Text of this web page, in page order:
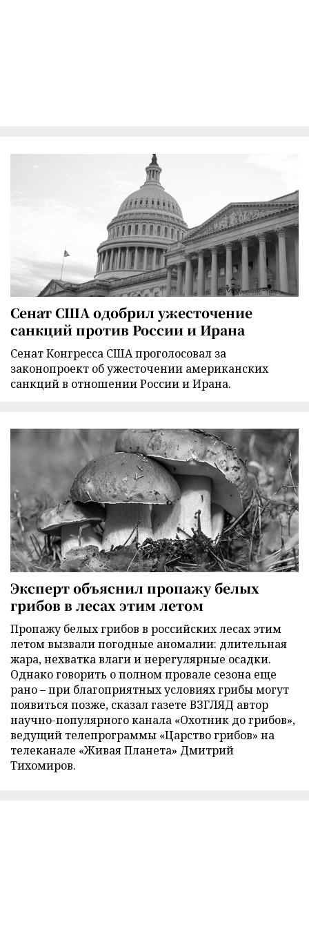
Сенат США одобрил ужесточение
санкций против России и Ирана
Сенат Конгресса США проголосовал за
законопроект об ужесточении американских
санкций в отношении России и Ирана.
Эксперт объяснил пропажу белых
грибов в лесах этим летом
Пропажу белых грибов в российских лесах этим
летом вызвали погодные аномалии: длительная
жара, нехватка влаги и нерегулярные осадки.
Однако говорить о полном провале сезона еще
рано – при благоприятных условиях грибы могут
появиться позже, сказал газете ВЗГЛЯД автор
научно-популярного канала «Охотник до грибов»,
ведущий телепрограммы «Царство грибов» на
телеканале «Живая Планета» Дмитрий
Тихомиров.